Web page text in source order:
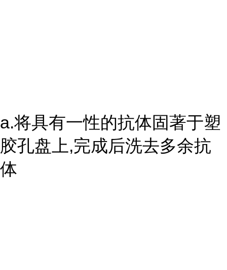
a.将具有一性的抗体固著于塑
胶孔盘上,完成后洗去多余抗
体